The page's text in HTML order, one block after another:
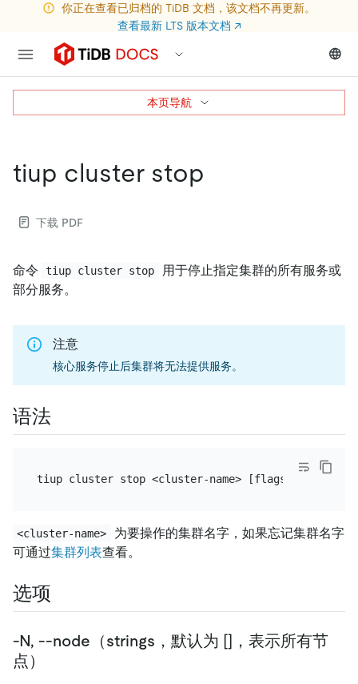
你正在查看已归档的 TiDB 文档，该文档不再更新。
查看最新 LTS 版本文档 ↗
tiup cluster stop
下载 PDF
命令 tiup cluster stop
用于停止指定集群的所有服务或
部分服务。
注意
核心服务停止后集群将无法提供服务。
语法
<cluster-name>
为要操作的集群名字，如果忘记集群名字
可通过集群列表查看。
选项
-N, --node（strings，默认为 []，表示所有节
点）
本页导航